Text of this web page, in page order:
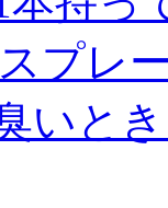
プレ
いと